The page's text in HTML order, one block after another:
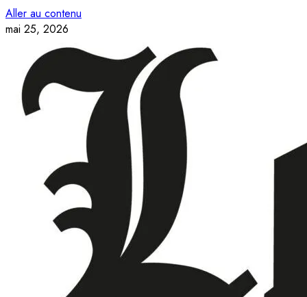
Aller au contenu
mai 25, 2026